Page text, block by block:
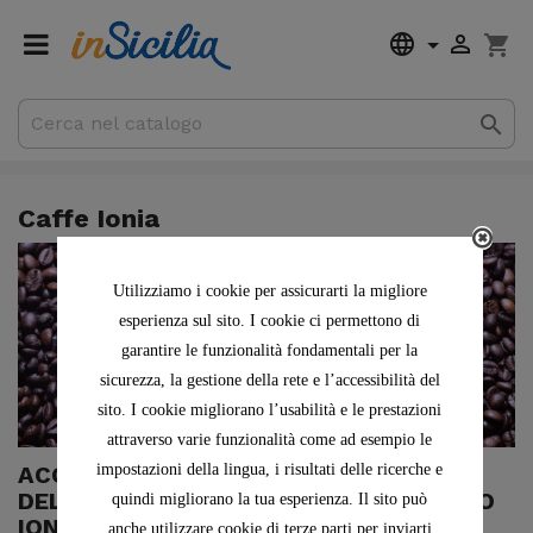
Utilizziamo i cookie per assicurarti la migliore
esperienza sul sito. I cookie ci permettono di
garantire le funzionalità fondamentali per la
sicurezza, la gestione della rete e l’accessibilità del
sito. I cookie migliorano l’usabilità e le prestazioni
attraverso varie funzionalità come ad esempio le
impostazioni della lingua, i risultati delle ricerche e
quindi migliorano la tua esperienza. Il sito può
anche utilizzare cookie di terze parti per inviarti
  shopping_cart
Totale parziale 0,00 €

Caffe Ionia
ACQUISTARE ONLINE CAFFE' SICILIANO
DELLA TRADIZIONE. IL CAFFE' SICILIANO
IONIA